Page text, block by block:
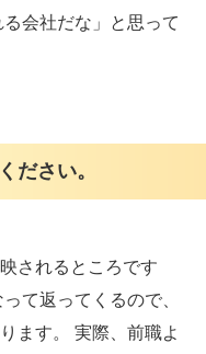
会社だな」と思って
ださい。
されるところです
て返ってくるので、
ます。 実際、前職よ